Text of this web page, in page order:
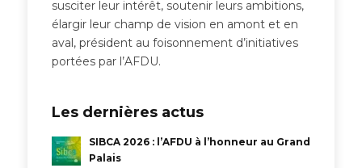
susciter leur intérêt, soutenir leurs ambitions,
élargir leur champ de vision en amont et en
aval, président au foisonnement d’initiatives
portées par l’AFDU.
Les dernières actus
SIBCA 2026 : l’AFDU à l’honneur au Grand
Palais